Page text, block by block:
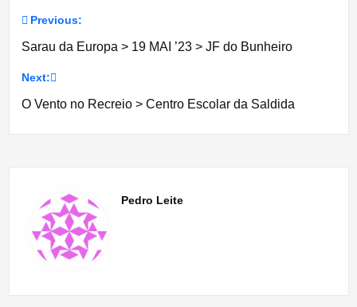
Navegação
artigos
Previous:
Sarau da Europa > 19 MAI ’23 > JF do Bunheiro
Next:
O Vento no Recreio > Centro Escolar da Saldida
Pedro Leite